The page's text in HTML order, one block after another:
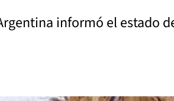
informó el estado